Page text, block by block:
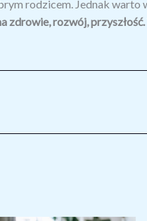
rodzicem. Jednak warto
zdrowie, rozwój, przyszłość.